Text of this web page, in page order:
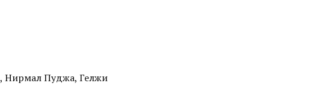
Нирмал Пуджа, Гелжи